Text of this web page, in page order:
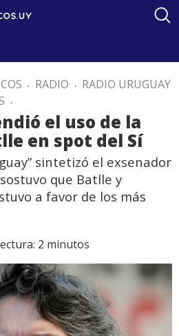
. RADIO . RADIO URUGUAY
.
el uso de la
en spot del Sí
sintetizó el exsenador
que Batlle y
a favor de los más
2 minutos